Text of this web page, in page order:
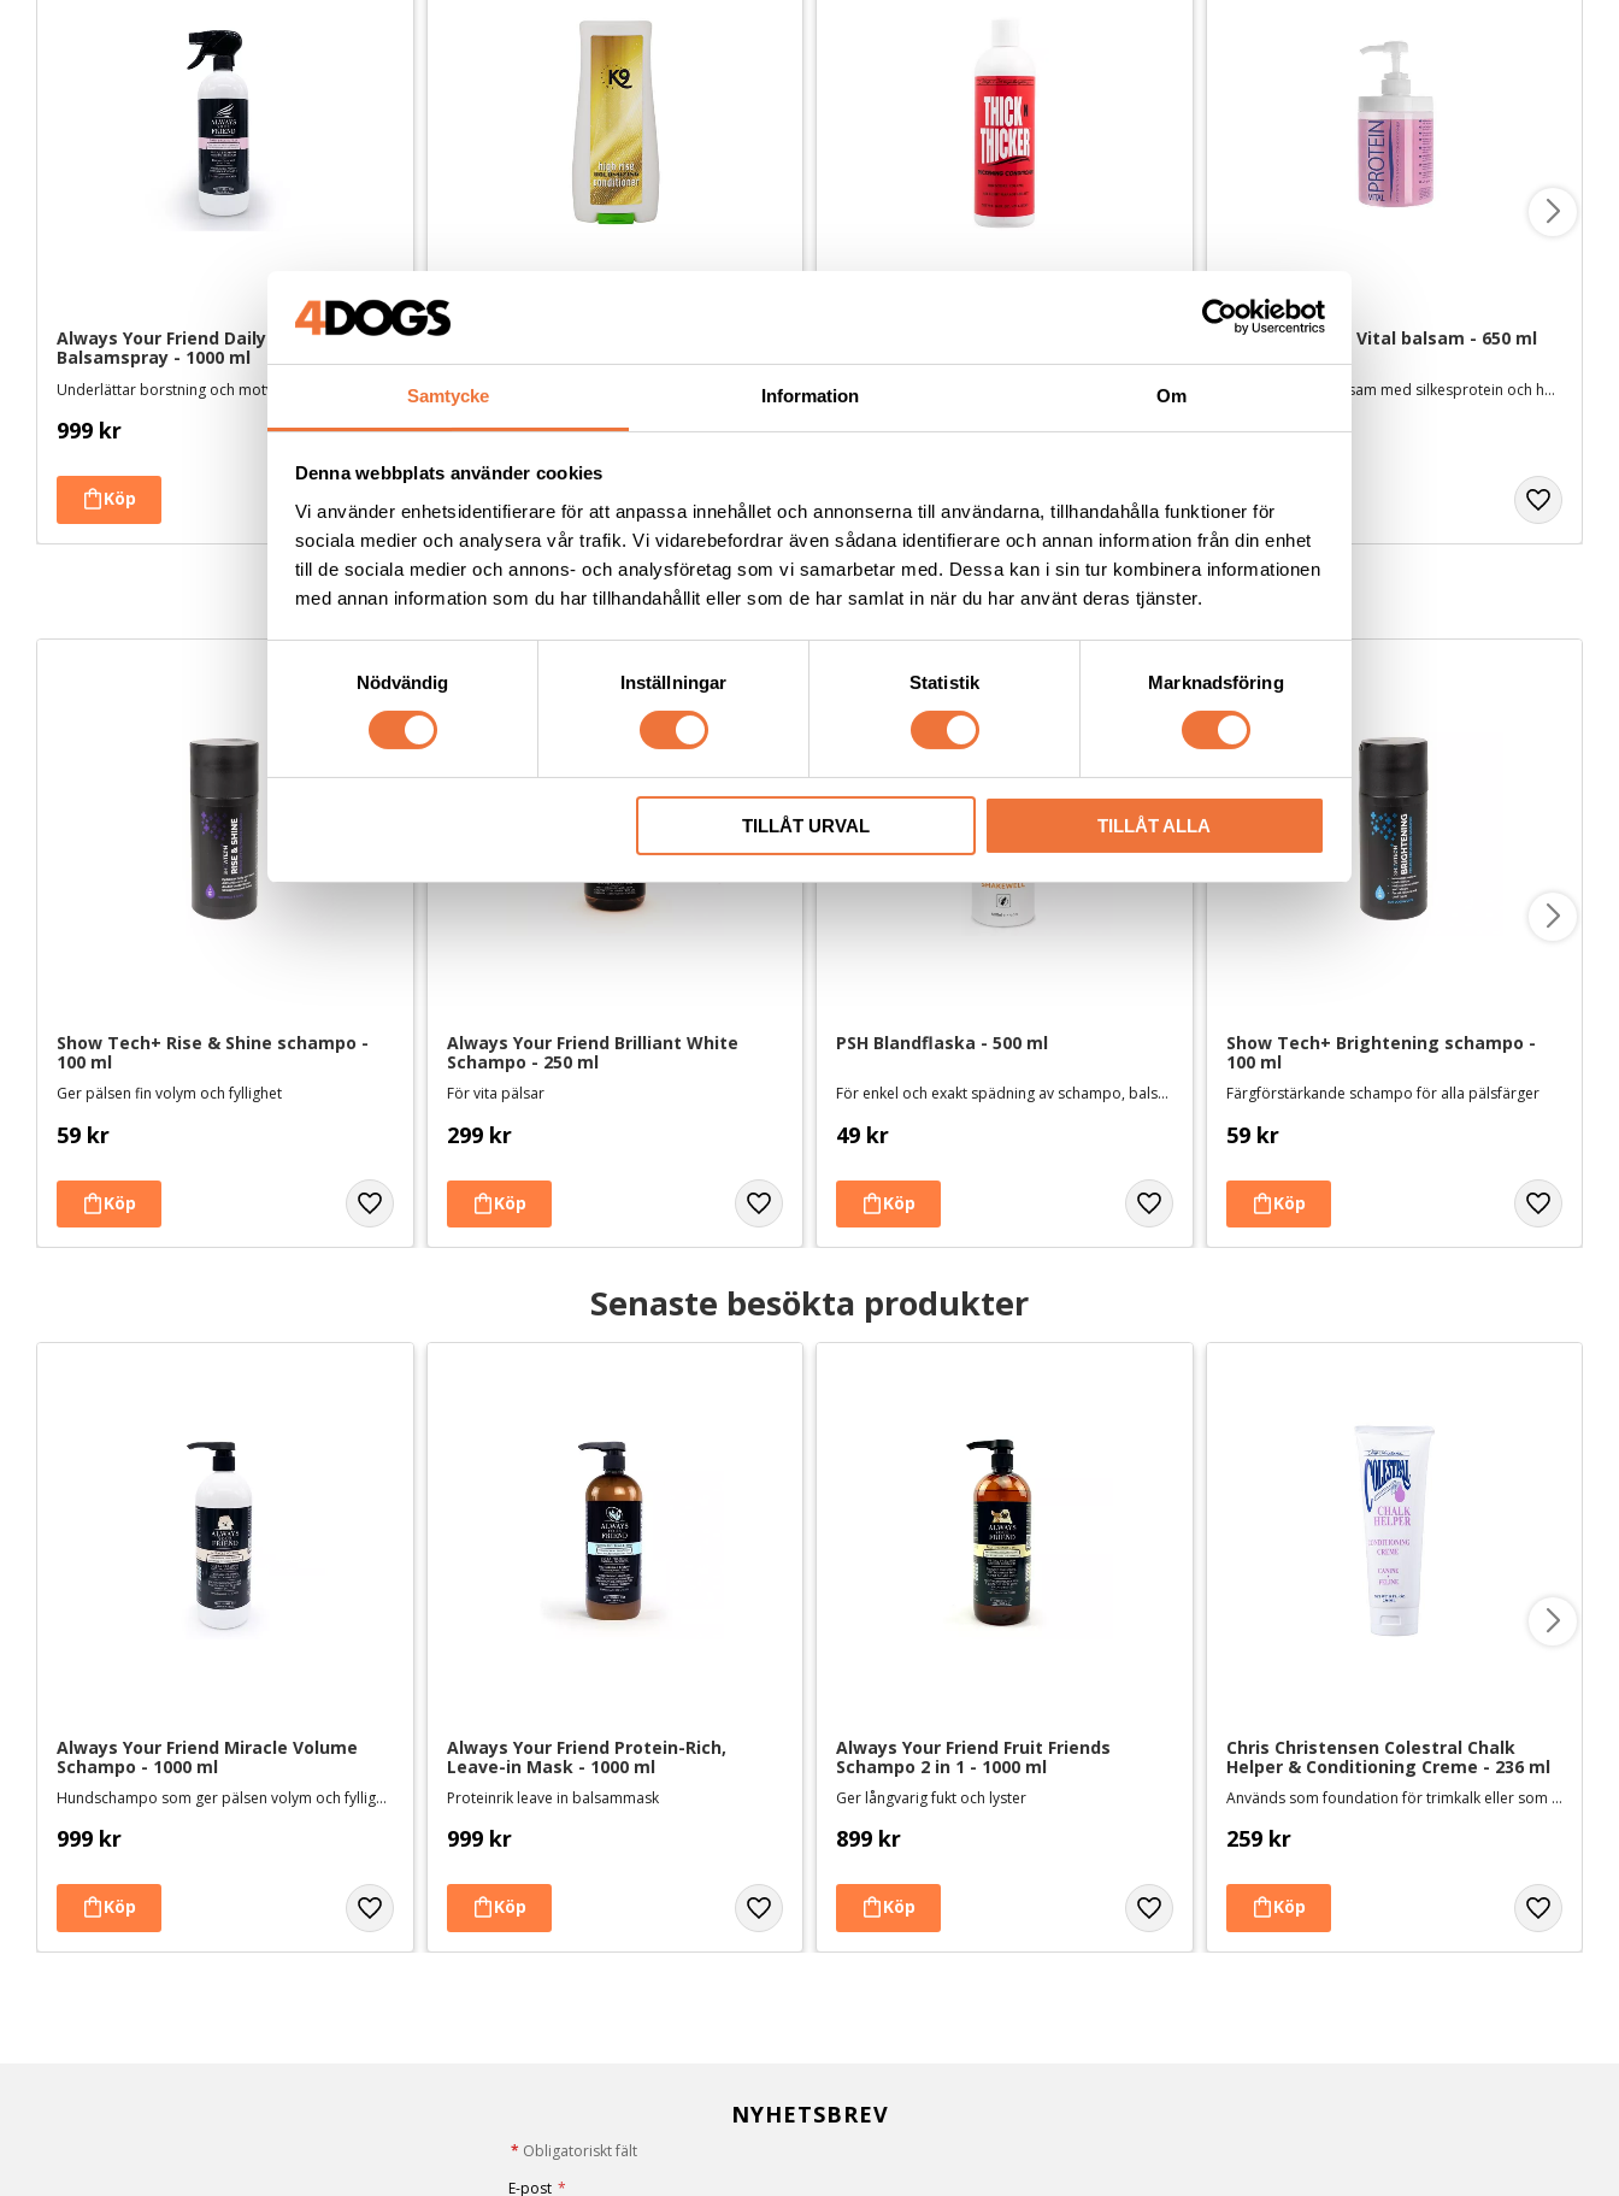
Samtycke Information Om
Denna webbplats använder cookies
Vi använder enhetsidentifierare för att anpassa innehållet och annonserna till användarna, tillhandahålla funktioner för
sociala medier och analysera vår trafik. Vi vidarebefordrar även sådana identifierare och annan information från din enhet
till de sociala medier och annons- och analysföretag som vi samarbetar med. Dessa kan i sin tur kombinera informationen
med annan information som du har tillhandahållit eller som de har samlat in när du har använt deras tjänster.
s
Nödvändig Inställningar Statistik Marknadsföring
TILLÅT URVAL TILLÅT ALLA
Always Your Friend Daily Brush
Balsamspray - 1000 ml
999 kr
K9 High Rise volymbalsam - 2,7 liter
Vårdande balsam för extra volym, lyster och fukt
699kr
Hundbalsam som ger pälsen volym och fyllighet
399kr
Artero Protein Vital balsam - 650 ml
Djupverkande balsam med silkesprotein och havreextrakt
699kr
Andra köpte även
Show Tech+ Rise & Shine schampo -
100 ml
Ger pälsen fin volym och fyllighet
59 kr
Always Your Friend Brilliant White
Schampo - 250 ml
För vita pälsar
299 kr
PSH Blandflaska - 500 ml
För enkel och exakt spädning av schampo, balsam mm.
49 kr
Show Tech+ Brightening schampo -
100 ml
Färgförstärkande schampo för alla pälsfärger
59 kr
Senaste besökta produkter
Always Your Friend Miracle Volume
Schampo - 1000 ml
Hundschampo som ger pälsen volym och fyllighet
999 kr
Always Your Friend Protein-Rich,
Leave-in Mask - 1000 ml
Proteinrik leave in balsammask
999 kr
Always Your Friend Fruit Friends
Schampo 2 in 1 - 1000 ml
Ger långvarig fukt och lyster
899 kr
Chris Christensen Colestral Chalk
Helper & Conditioning Creme - 236 ml
Används som foundation för trimkalk eller som djupverkande balsam
259 kr
NYHETSBREV
* Obligatoriskt fält
E-post *